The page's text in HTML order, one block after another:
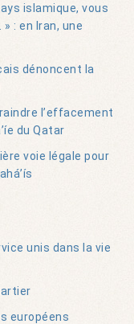
islamique, vous
: en Iran, une
dénoncent la
l’effacement
du Qatar
voie légale pour
unis dans la vie
européens